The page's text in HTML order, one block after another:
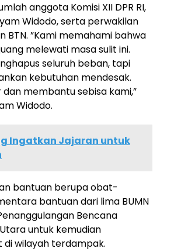
anggota Komisi XII DPR RI,
Widodo, serta perwakilan
BTN. ”Kami memahami bahwa
melewati masa sulit ini.
seluruh beban, tapi
kebutuhan mendesak.
dan membantu sebisa kami,”
Widodo.
Ingatkan Jajaran untuk
bantuan berupa obat-
bantuan dari lima BUMN
Bencana
untuk kemudian
wilayah terdampak.